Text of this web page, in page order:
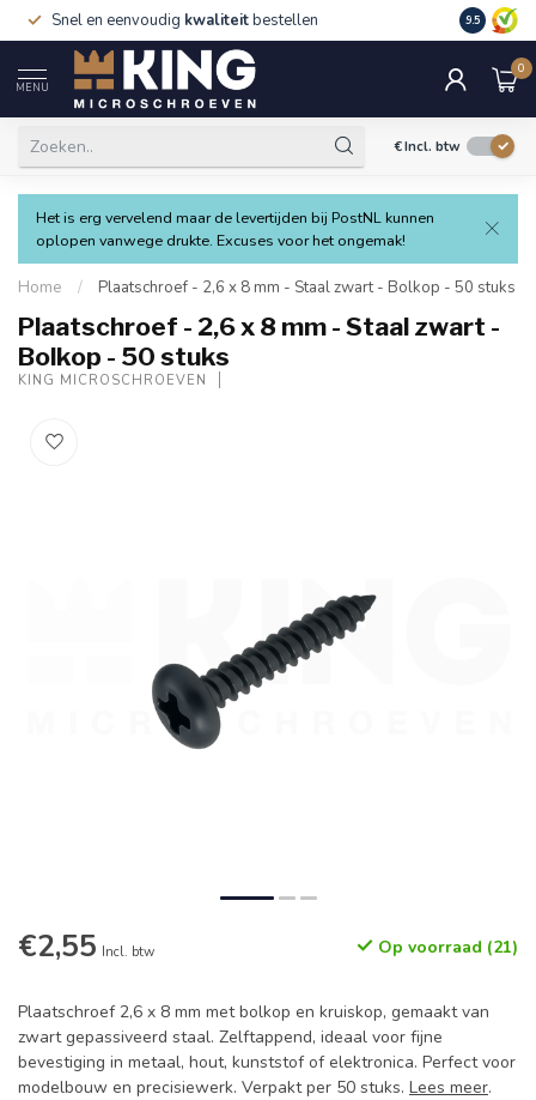
Snel en eenvoudig kwaliteitbestellen 9.5
MENU
0
€Incl. btw
Het is erg vervelend maar de levertijden bij PostNL kunnen
oplopen vanwege drukte. Excuses voor het ongemak!
Home / Plaatschroef - 2,6 x 8 mm - Staal zwart - Bolkop - 50 stuks
Plaatschroef - 2,6 x 8 mm - Staal zwart -
Bolkop - 50 stuks
KING MICROSCHROEVEN
€2,55 Incl. btw Op voorraad (21)
Plaatschroef 2,6 x 8 mm met bolkop en kruiskop, gemaakt van
zwart gepassiveerd staal. Zelftappend, ideaal voor fijne
bevestiging in metaal, hout, kunststof of elektronica. Perfect voor
modelbouw en precisiewerk. Verpakt per 50 stuks. Lees meer.